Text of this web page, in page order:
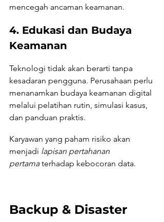
mencegah ancaman keamanan.
4. Edukasi dan Budaya
Keamanan
Teknologi tidak akan berarti tanpa
kesadaran pengguna. Perusahaan perlu
menanamkan budaya keamanan digital
melalui pelatihan rutin, simulasi kasus,
dan panduan praktis.
Karyawan yang paham risiko akan
menjadi lapisan pertahanan
pertama terhadap kebocoran data.
Backup & Disaster